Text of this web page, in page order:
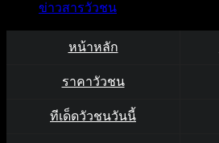
ข่าวสารวัวชน
หน้าหลัก
ราคาวัวชน
ทีเด็ดวัวชนวันนี้